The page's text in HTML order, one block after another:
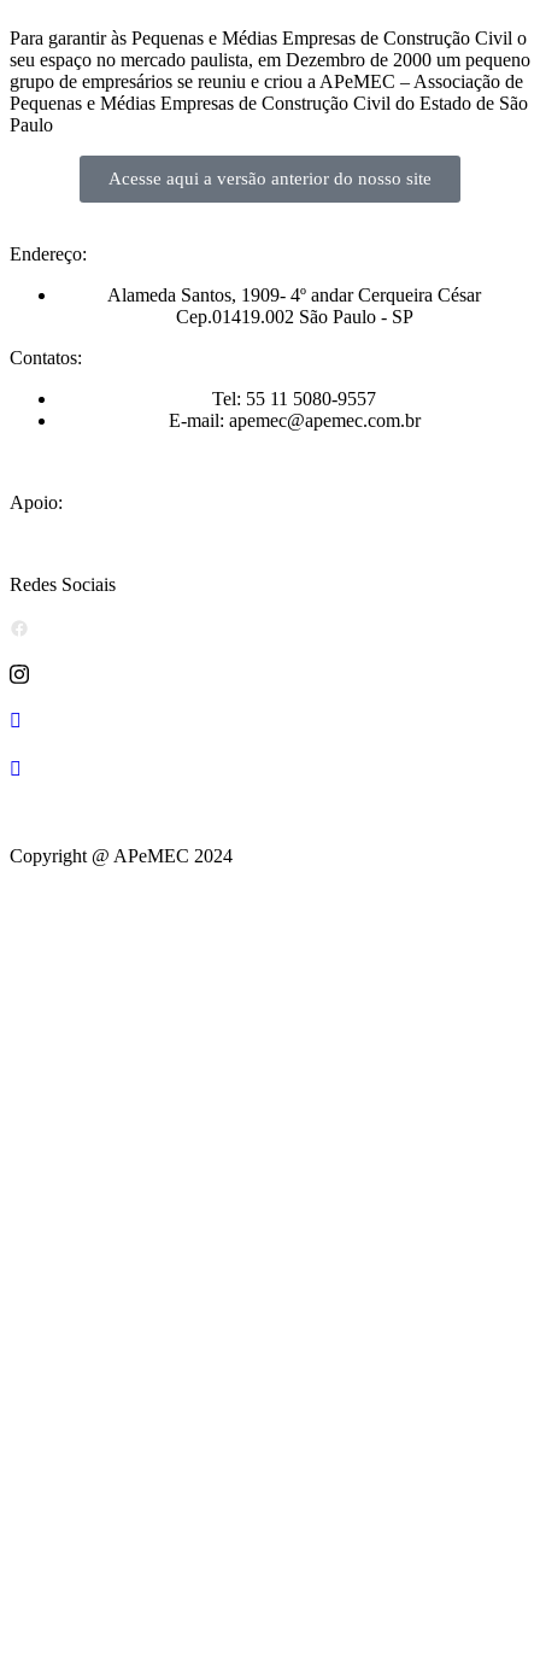
Para garantir às Pequenas e Médias Empresas de Construção Civil o
seu espaço no mercado paulista, em Dezembro de 2000 um pequeno
grupo de empresários se reuniu e criou a APeMEC – Associação de
Pequenas e Médias Empresas de Construção Civil do Estado de São
Paulo
Acesse aqui a versão anterior do nosso site
Endereço:
Alameda Santos, 1909- 4º andar Cerqueira César
Cep.01419.002 São Paulo - SP
Contatos:
Tel: 55 11 5080-9557
E-mail: apemec@apemec.com.br
Apoio:
Redes Sociais
Copyright @ APeMEC 2024